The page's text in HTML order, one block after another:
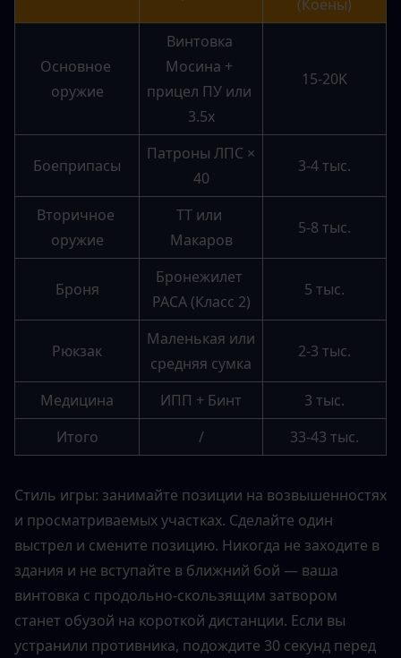
(Коены)
Основное
оружие
Винтовка
Мосина +
прицел ПУ или
3.5x
15-20K
Боеприпасы
Патроны ЛПС ×
40
3-4 тыс.
Вторичное
оружие
ТТ или
Макаров
5-8 тыс.
Броня
Бронежилет
PACA (Класс 2)
5 тыс.
Рюкзак
Маленькая или
средняя сумка
2-3 тыс.
Медицина ИПП + Бинт
3 тыс.
Итого
/ 33-43 тыс.
Стиль игры: занимайте позиции на возвышенностях
и просматриваемых участках. Сделайте один
выстрел и смените позицию. Никогда не заходите в
здания и не вступайте в ближний бой — ваша
винтовка с продольно-скользящим затвором
станет обузой на короткой дистанции. Если вы
устранили противника, подождите 30 секунд перед